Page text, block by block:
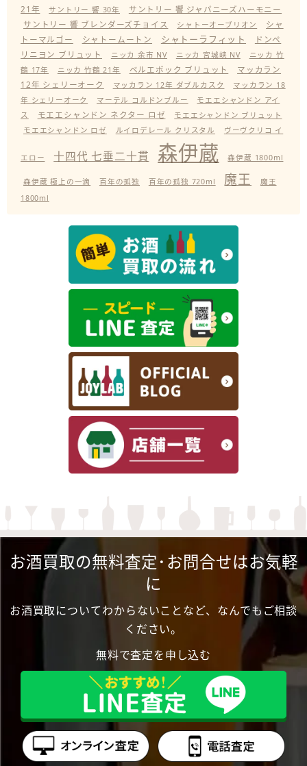
21年 サントリー 響 30年
サントリー 響 ジャパニーズハーモニー
サントリー 響 ブレンダーズチョイス
シャトーオーブリオン
シャ
トーマルゴー
シャトームートン シャトーラフィット
ドンペ
リニヨン ブリュット
ニッカ 余市 NV ニッカ 宮城峡 NV
ニッカ 竹
鶴 17年
ニッカ 竹鶴 21年 ベルエポック ブリュット
マッカラン
12年 シェリーオーク
マッカラン 12年 ダブルカスク
マッカラン 18
年 シェリーオーク
マーテル コルドンブルー
モエエシャンドン アイ
ス
モエエシャンドン ネクター ロゼ
モエエシャンドン ブリュット
モエエシャンドン ロゼ
ルイロデレール クリスタル ヴーヴクリコ イ
エロー 十四代 七垂二十貫 森伊蔵 森伊蔵 1800ml
森伊蔵 極上の一滴 百年の孤独 百年の孤独 720ml 魔王
魔王
1800ml
お酒買取の無料査定･お問合せはお気軽
に
お酒買取についてわからないことなど、なんでもご相談
ください。
無料で査定を申し込む